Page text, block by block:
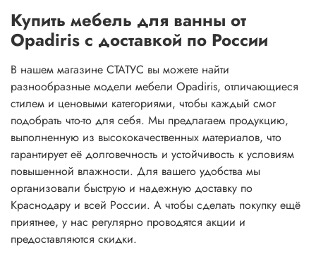
Купить мебель для ванны от
Opadiris с доставкой по России
В нашем магазине СТАТУС вы можете найти
разнообразные модели мебели Opadiris, отличающиеся
стилем и ценовыми категориями, чтобы каждый смог
подобрать что-то для себя. Мы предлагаем продукцию,
выполненную из высококачественных материалов, что
гарантирует её долговечность и устойчивость к условиям
повышенной влажности. Для вашего удобства мы
организовали быструю и надежную доставку по
Краснодару и всей России. А чтобы сделать покупку ещё
приятнее, у нас регулярно проводятся акции и
предоставляются скидки.